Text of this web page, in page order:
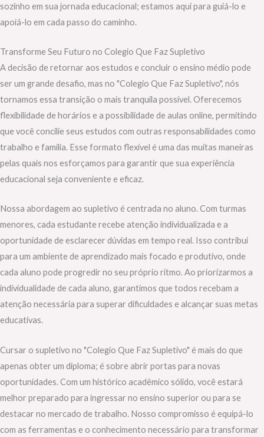
sozinho em sua jornada educacional; estamos aqui para guiá-lo e
apoiá-lo em cada passo do caminho.
Transforme Seu Futuro no Colegio Que Faz Supletivo
A decisão de retornar aos estudos e concluir o ensino médio pode
ser um grande desafio, mas no "Colegio Que Faz Supletivo", nós
tornamos essa transição o mais tranquila possível. Oferecemos
flexibilidade de horários e a possibilidade de aulas online, permitindo
que você concilie seus estudos com outras responsabilidades como
trabalho e família. Esse formato flexível é uma das muitas maneiras
pelas quais nos esforçamos para garantir que sua experiência
educacional seja conveniente e eficaz.
Nossa abordagem ao supletivo é centrada no aluno. Com turmas
menores, cada estudante recebe atenção individualizada e a
oportunidade de esclarecer dúvidas em tempo real. Isso contribui
para um ambiente de aprendizado mais focado e produtivo, onde
cada aluno pode progredir no seu próprio ritmo. Ao priorizarmos a
individualidade de cada aluno, garantimos que todos recebam a
atenção necessária para superar dificuldades e alcançar suas metas
educativas.
Cursar o supletivo no "Colegio Que Faz Supletivo" é mais do que
apenas obter um diploma; é sobre abrir portas para novas
oportunidades. Com um histórico acadêmico sólido, você estará
melhor preparado para ingressar no ensino superior ou para se
destacar no mercado de trabalho. Nosso compromisso é equipá-lo
com as ferramentas e o conhecimento necessário para transformar